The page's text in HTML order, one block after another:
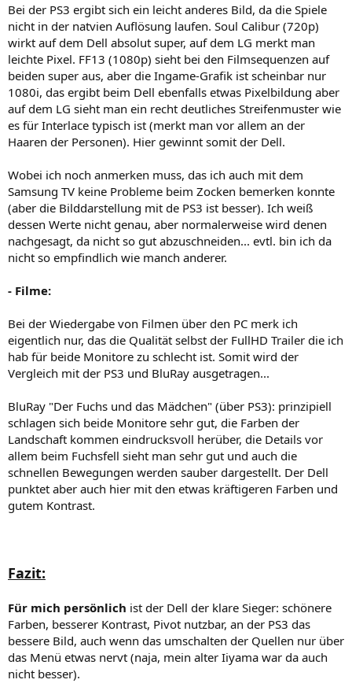
Bei der PS3 ergibt sich ein leicht anderes Bild, da die Spiele
nicht in der natvien Auflösung laufen. Soul Calibur (720p)
wirkt auf dem Dell absolut super, auf dem LG merkt man
leichte Pixel. FF13 (1080p) sieht bei den Filmsequenzen auf
beiden super aus, aber die Ingame-Grafik ist scheinbar nur
1080i, das ergibt beim Dell ebenfalls etwas Pixelbildung aber
auf dem LG sieht man ein recht deutliches Streifenmuster wie
es für Interlace typisch ist (merkt man vor allem an der
Haaren der Personen). Hier gewinnt somit der Dell.
Wobei ich noch anmerken muss, das ich auch mit dem
Samsung TV keine Probleme beim Zocken bemerken konnte
(aber die Bilddarstellung mit de PS3 ist besser). Ich weiß
dessen Werte nicht genau, aber normalerweise wird denen
nachgesagt, da nicht so gut abzuschneiden... evtl. bin ich da
nicht so empfindlich wie manch anderer.
- Filme:
Bei der Wiedergabe von Filmen über den PC merk ich
eigentlich nur, das die Qualität selbst der FullHD Trailer die ich
hab für beide Monitore zu schlecht ist. Somit wird der
Vergleich mit der PS3 und BluRay ausgetragen...
BluRay "Der Fuchs und das Mädchen" (über PS3): prinzipiell
schlagen sich beide Monitore sehr gut, die Farben der
Landschaft kommen eindrucksvoll herüber, die Details vor
allem beim Fuchsfell sieht man sehr gut und auch die
schnellen Bewegungen werden sauber dargestellt. Der Dell
punktet aber auch hier mit den etwas kräftigeren Farben und
gutem Kontrast.
Fazit:
Für mich persönlich ist der Dell der klare Sieger: schönere
Farben, besserer Kontrast, Pivot nutzbar, an der PS3 das
bessere Bild, auch wenn das umschalten der Quellen nur über
das Menü etwas nervt (naja, mein alter Iiyama war da auch
nicht besser).